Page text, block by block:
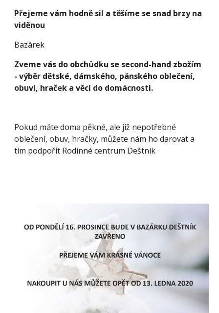
Přejeme vám hodně sil a těšíme se snad brzy na
viděnou
Bazárek
Zveme vás do obchůdku se second-hand zbožím
- výběr dětské, dámského, pánského oblečení,
obuvi, hraček a věcí do domácnosti.
Pokud máte doma pěkné, ale již nepotřebné
oblečení, obuv, hračky, můžete nám ho darovat a
tím podpořit Rodinné centrum Deštník